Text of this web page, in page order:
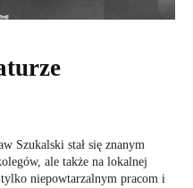
Szukalski stał się znanym
ale także na lokalnej
tylko niepowtarzalnym pracom i